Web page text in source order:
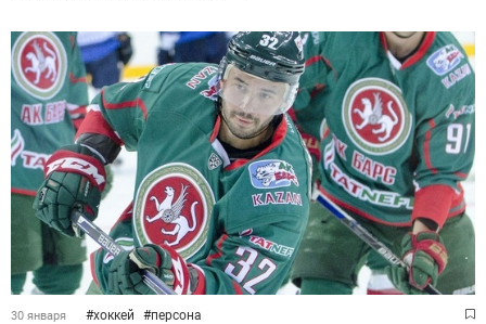
30 января #хоккей #персона